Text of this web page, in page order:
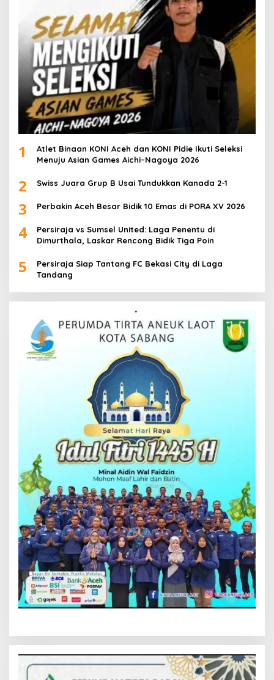
1
Atlet Binaan KONI Aceh dan KONI Pidie Ikuti Seleksi
Menuju Asian Games Aichi–Nagoya 2026
2 Swiss Juara Grup B Usai Tundukkan Kanada 2-1
3 Perbakin Aceh Besar Bidik 10 Emas di PORA XV 2026
4
Persiraja vs Sumsel United: Laga Penentu di
Dimurthala, Laskar Rencong Bidik Tiga Poin
5
Persiraja Siap Tantang FC Bekasi City di Laga
Tandang